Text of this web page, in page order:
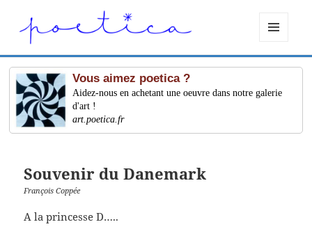
ET
WIDGETS
Vous aimez poetica ?
Aidez-nous en achetant une oeuvre dans notre galerie
d'art !
art.poetica.fr
Souvenir du Danemark
François Coppée
A la princesse D…..